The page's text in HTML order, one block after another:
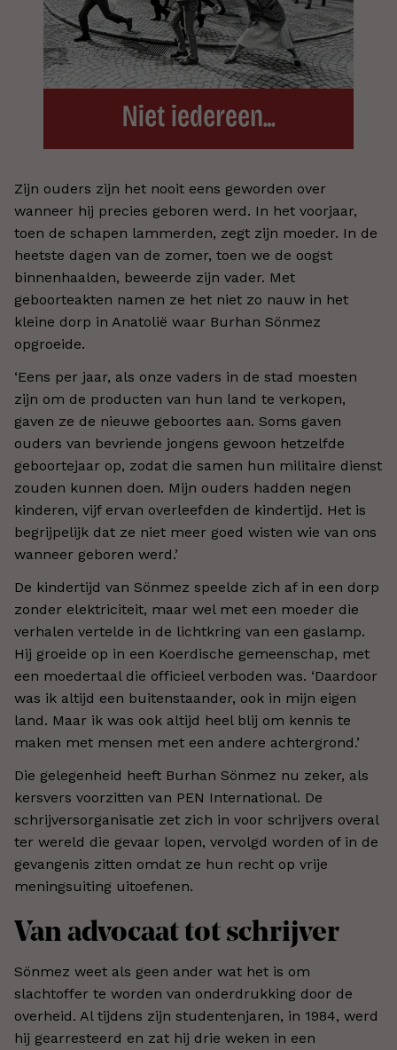
Zijn ouders zijn het nooit eens geworden over
wanneer hij precies geboren werd. In het voorjaar,
toen de schapen lammerden, zegt zijn moeder. In de
heetste dagen van de zomer, toen we de oogst
binnenhaalden, beweerde zijn vader. Met
geboorteakten namen ze het niet zo nauw in het
kleine dorp in Anatolië waar Burhan Sönmez
opgroeide.
‘Eens per jaar, als onze vaders in de stad moesten
zijn om de producten van hun land te verkopen,
gaven ze de nieuwe geboortes aan. Soms gaven
ouders van bevriende jongens gewoon hetzelfde
geboortejaar op, zodat die samen hun militaire dienst
zouden kunnen doen. Mijn ouders hadden negen
kinderen, vijf ervan overleefden de kindertijd. Het is
begrijpelijk dat ze niet meer goed wisten wie van ons
wanneer geboren werd.’
De kindertijd van Sönmez speelde zich af in een dorp
zonder elektriciteit, maar wel met een moeder die
verhalen vertelde in de lichtkring van een gaslamp.
Hij groeide op in een Koerdische gemeenschap, met
een moedertaal die officieel verboden was. ‘Daardoor
was ik altijd een buitenstaander, ook in mijn eigen
land. Maar ik was ook altijd heel blij om kennis te
maken met mensen met een andere achtergrond.’
Die gelegenheid heeft Burhan Sönmez nu zeker, als
kersvers voorzitten van PEN International. De
schrijversorganisatie zet zich in voor schrijvers overal
ter wereld die gevaar lopen, vervolgd worden of in de
gevangenis zitten omdat ze hun recht op vrije
meningsuiting uitoefenen.
Van advocaat tot schrijver
Sönmez weet als geen ander wat het is om
slachtoffer te worden van onderdrukking door de
overheid. Al tijdens zijn studentenjaren, in 1984, werd
hij gearresteerd en zat hij drie weken in een